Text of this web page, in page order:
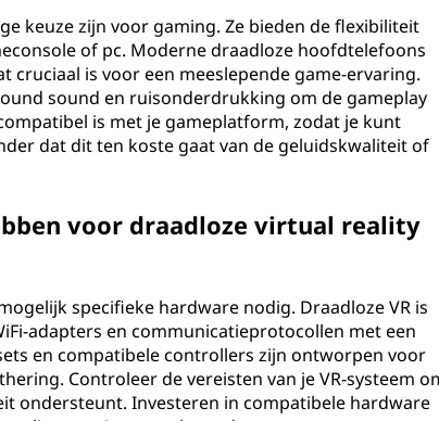
keuze zijn voor gaming. Ze bieden de flexibiliteit
of pc. Moderne draadloze hoofdtelefoons
is voor een meeslepende game-ervaring.
sound en ruisonderdrukking om de gameplay
is met je gameplatform, zodat je kunt
dat dit ten koste gaat van de geluidskwaliteit of
voor draadloze virtual reality
specifieke hardware nodig. Draadloze VR is
adapters en communicatieprotocollen met een
en compatibele controllers zijn ontworpen voor
Controleer de vereisten van je VR-systeem
ondersteunt. Investeren in compatibele hardware